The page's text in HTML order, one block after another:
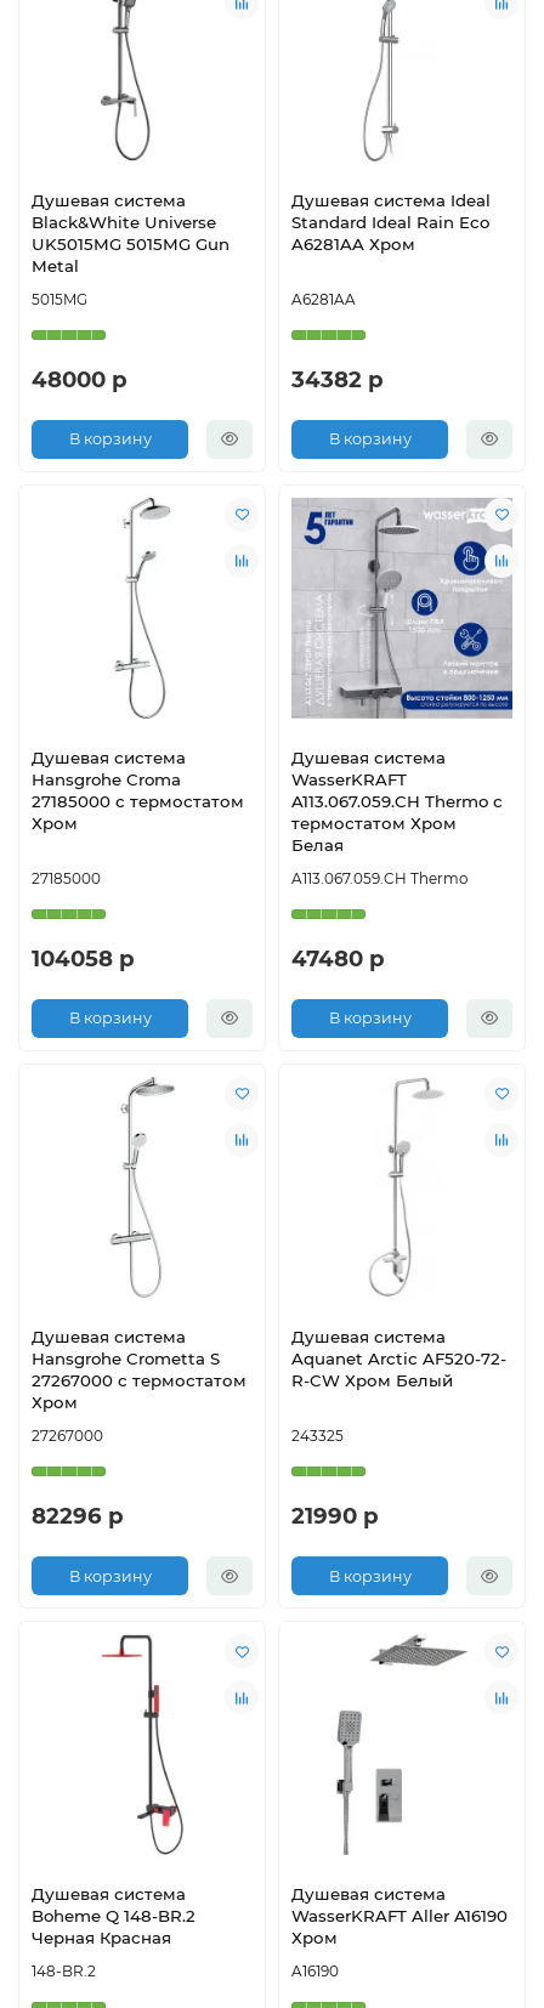
Душевая система
Black&White Universe
UK5015MG 5015MG Gun
Metal
5015MG
48000 р
В корзину
Душевая система Ideal
Standard Ideal Rain Eco
A6281AA Хром
A6281AA
34382 р
В корзину
Душевая система
Hansgrohe Croma
27185000 с термостатом
Хром
27185000
104058 р
В корзину
Душевая система
WasserKRAFT
A113.067.059.CH Thermo с
термостатом Хром
Белая
A113.067.059.CH Thermo
47480 р
В корзину
Душевая система
Hansgrohe Crometta S
27267000 с термостатом
Хром
27267000
82296 р
В корзину
Душевая система
Aquanet Arctic AF520-72-
R-CW Хром Белый
243325
21990 р
В корзину
Душевая система
Boheme Q 148-BR.2
Черная Красная
148-BR.2
Душевая система
WasserKRAFT Aller A16190
Хром
A16190